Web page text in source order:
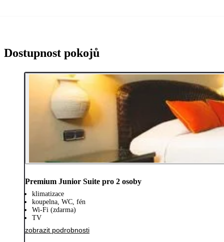
Dostupnost pokojů
Premium Junior Suite pro 2 osoby
klimatizace
koupelna, WC, fén
Wi-Fi (zdarma)
TV
zobrazit podrobnosti